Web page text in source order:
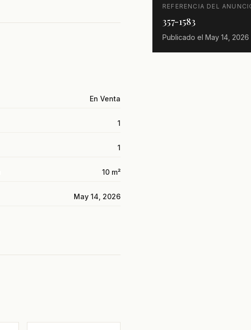
En Venta
1
1
10 m²
May 14, 2026
REFERENCIA DEL
357-1583
Publicado el May 14, 2026